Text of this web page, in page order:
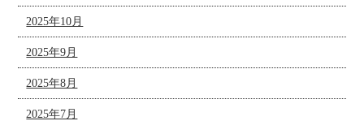
2025年10月
2025年9月
2025年8月
2025年7月